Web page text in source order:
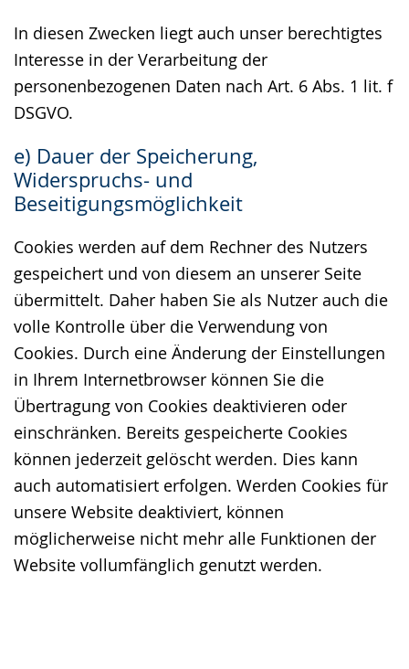
In diesen Zwecken liegt auch unser berechtigtes
Interesse in der Verarbeitung der
personenbezogenen Daten nach Art. 6 Abs. 1 lit. f
DSGVO.
e) Dauer der Speicherung,
Widerspruchs- und
Beseitigungsmöglichkeit
Cookies werden auf dem Rechner des Nutzers
gespeichert und von diesem an unserer Seite
übermittelt. Daher haben Sie als Nutzer auch die
volle Kontrolle über die Verwendung von
Cookies. Durch eine Änderung der Einstellungen
in Ihrem Internetbrowser können Sie die
Übertragung von Cookies deaktivieren oder
einschränken. Bereits gespeicherte Cookies
können jederzeit gelöscht werden. Dies kann
auch automatisiert erfolgen. Werden Cookies für
unsere Website deaktiviert, können
möglicherweise nicht mehr alle Funktionen der
Website vollumfänglich genutzt werden.